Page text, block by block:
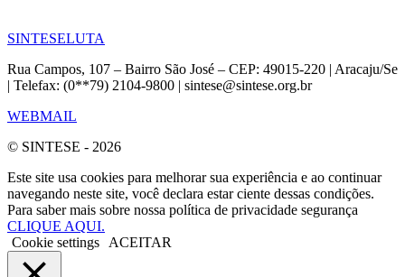
SINTESELUTA
Rua Campos, 107 – Bairro São José – CEP: 49015-220 | Aracaju/Se
| Telefax: (0**79) 2104-9800 | sintese@sintese.org.br
WEBMAIL
© SINTESE - 2026
Este site usa cookies para melhorar sua experiência e ao continuar
navegando neste site, você declara estar ciente dessas condições.
Para saber mais sobre nossa política de privacidade segurança
CLIQUE AQUI.
Cookie settings
ACEITAR